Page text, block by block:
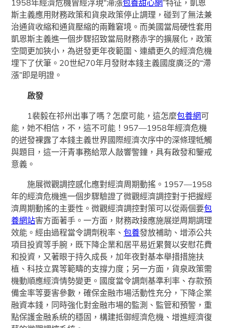
1958年經濟危機曾經浮現“滯漲包養甜心網”特征，凱恩
斯主義應用財務政策和貨泉政策停止調理，碰到了無法兼
治通貨收縮和通貨壓縮的兩難窘境。而美國當局硬性套用
凱恩斯主義進一個步驟招致當局財務赤字的擴展化，政策
空間更加狹小，為迸發更年夜範圍、連續更久的經濟危機
埋下了伏筆。20世紀70年月發財本錢主義國度廣泛的“滯
漲”即是明證。
啟發
1裴毅在祁州出事了嗎？怎麼可能，這怎麼包養網可
能，她不相信，不，這不可能！957—1958年經濟危機
的迸發裸露了本錢主義世界國際經濟次序中的深條理牴觸
與題目，這一汗青事務給眾人敲響警鐘，具有啟發和鑒戒
意義。
施展微觀調控感化應對經濟周期動搖。1957—1958
年的經濟危機進一個步驟驗證了微觀經濟調控對于把握經
濟周期動搖的主要性。微觀經濟調控對策可以從兩個要包
養網站害方面著手。一方面，財務政接應施展逆周期調理
效能。經由過程當令調劑稅率、包養發放補助、增添公共
項目投資等手腕，既下降企業和居平易近累贅以安慰花費
和投資，又著眼于持久成長，加年夜對基本舉措措施扶
植、科技立異等範疇的支撐力度；另一方面，貨泉政策需
機動順應經濟情勢變更。國度當令調劑基準利率、存款預
備金率等要害參數，確保金融市場活動性充分，下降企業
融資本錢，同時強化對金融市場的監測、監管和預警，重
點保護金融系統的穩固，構建抵御經濟危機、增進經濟復